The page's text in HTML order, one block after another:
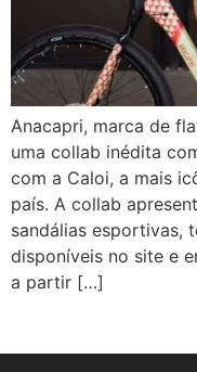
Anacapri, marca de
uma collab inédita
com a Caloi, a mais
país. A collab
sandálias esportivas,
disponíveis no site e
a partir […]